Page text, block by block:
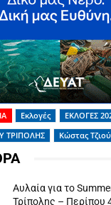
Εκλογές
ΕΚΛΟΓΕΣ
ΤΡΙΠΟΛΗΣ
Κώστας
Αυλαία για το
Τρίπολης – Περίπου